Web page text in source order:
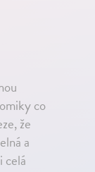
co
že
a
celá